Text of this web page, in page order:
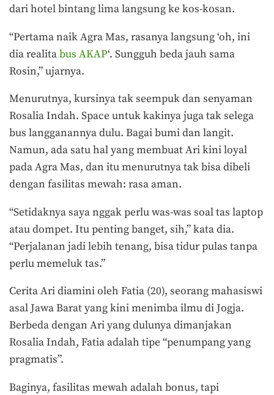
dari hotel bintang lima langsung ke kos-kosan.
“Pertama naik Agra Mas, rasanya langsung ‘oh, ini
dia realitabus AKAP‘. Sungguh beda jauh sama
Rosin,” ujarnya.
Menurutnya, kursinya tak seempuk dan senyaman
Rosalia Indah. Space untuk kakinya juga tak selega
bus langganannya dulu. Bagai bumi dan langit.
Namun, ada satu hal yang membuat Ari kini loyal
pada Agra Mas, dan itu menurutnya tak bisa dibeli
dengan fasilitas mewah: rasa aman.
“Setidaknya saya nggak perlu was-was soal tas laptop
atau dompet. Itu penting banget, sih,” kata dia.
“Perjalanan jadi lebih tenang, bisa tidur pulas tanpa
perlu memeluk tas.”
Cerita Ari diamini oleh Fatia (20), seorang mahasiswi
asal Jawa Barat yang kini menimba ilmu di Jogja.
Berbeda dengan Ari yang dulunya dimanjakan
Rosalia Indah, Fatia adalah tipe “penumpang yang
pragmatis”.
Baginya, fasilitas mewah adalah bonus, tapi